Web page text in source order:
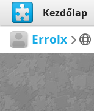
Kezdőlap
Errolx